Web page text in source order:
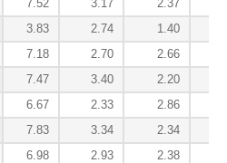
7.52 3.17 2.37
3.83 2.74 1.40
7.18 2.70 2.66
7.47 3.40 2.20
6.67 2.33 2.86
7.83 3.34 2.34
6.98 2.93 2.38